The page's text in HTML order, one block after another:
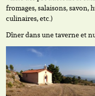
fromages, salaisons, savon,
culinaires, etc.)
Dîner dans une taverne et